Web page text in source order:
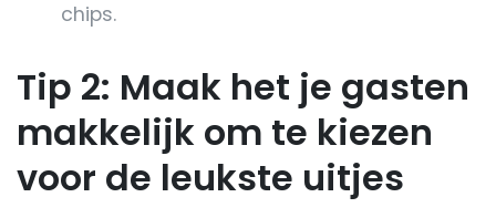
chips.
Tip 2: Maak het je gasten
makkelijk om te kiezen
voor de leukste uitjes